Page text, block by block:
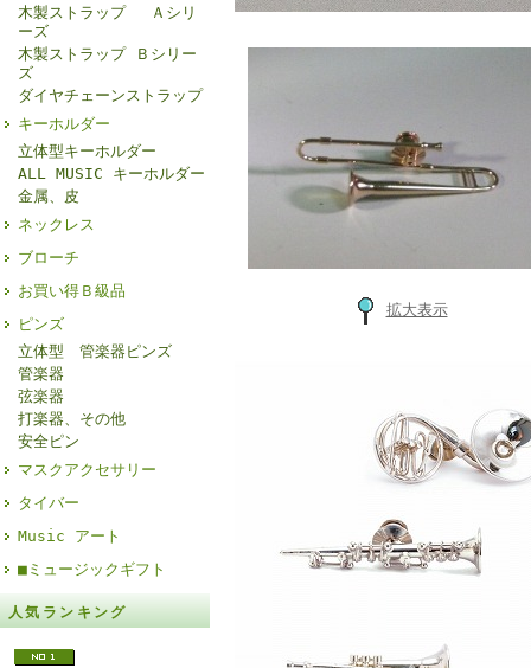
木製ストラップ Ａシリ
ーズ
木製ストラップ Ｂシリー
ズ
ダイヤチェーンストラップ
キーホルダー
立体型キーホルダー
ALL MUSIC キーホルダー
金属、皮
ネックレス
ブローチ
お買い得Ｂ級品
ピンズ
立体型 管楽器ピンズ
管楽器
弦楽器
打楽器、その他
安全ピン
マスクアクセサリー
タイバー
Music アート
■ミュージックギフト
人気ランキング
拡大表示